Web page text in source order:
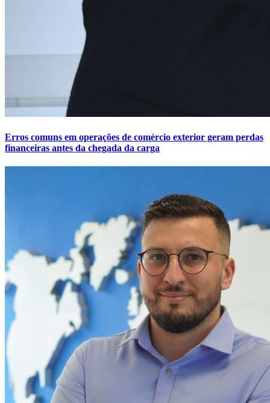
Erros comuns em operações de comércio exterior geram perdas
financeiras antes da chegada da carga